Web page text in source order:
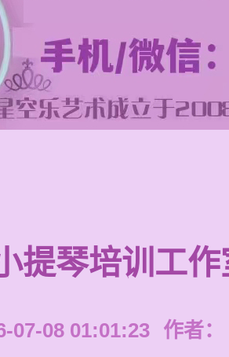
提琴培训工
07-08 01:01:23 作者：